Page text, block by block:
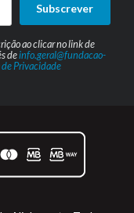
Subscrever
ao clicar no link de
deinfo.geral@fundacao-
Privacidade